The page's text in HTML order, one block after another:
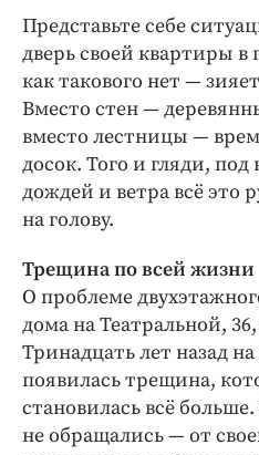
Клиника года
Бренд года
Работодатель года
Представьте себе
дверь своей квартиры в
как такового нет —
Вместо стен —
вместо лестницы —
досок. Того и гляди,
дождей и ветра всё это
на голову.
Трещина по всей жизни
О проблеме
дома на Театральной,
Тринадцать лет назад
появилась трещина,
становилась всё
не обращались — от